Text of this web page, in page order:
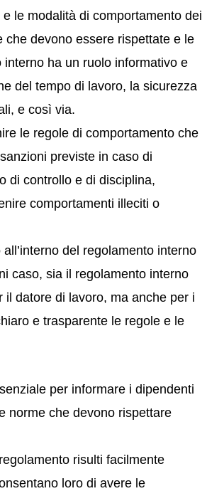
le modalità di comportamento dei
che devono essere rispettate e le
ha un ruolo informativo e
del tempo di lavoro, la sicurezza
e così via.
le regole di comportamento che
previste in caso di
di controllo e di disciplina,
comportamenti illeciti o
del regolamento interno
caso, sia il regolamento interno
datore di lavoro, ma anche per i
e trasparente le regole e le
per informare i dipendenti
norme che devono rispettare
risulti facilmente
loro di avere le